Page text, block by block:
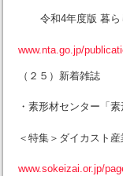
令和4年度版 暮ら
www.nta.go.jp/
（２５）新着雑誌
・素形材センター「
＜特集＞ダイカスト
www.sokeizai.or.jp/